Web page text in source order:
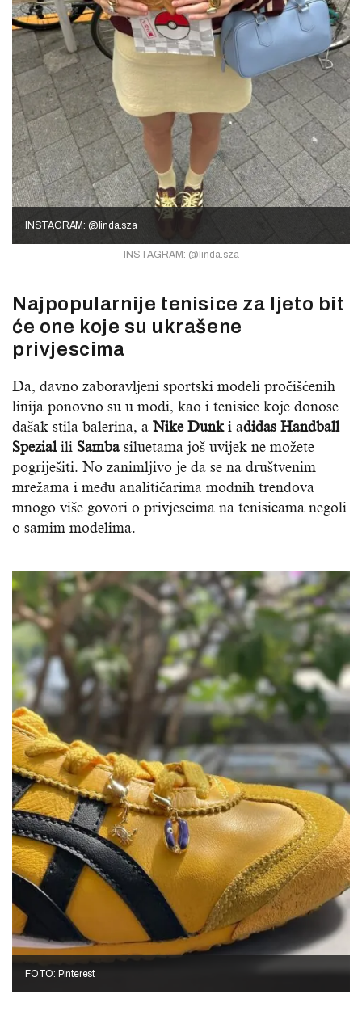
INSTAGRAM: @linda.sza
INSTAGRAM: @linda.sza
Najpopularnije tenisice za ljeto bit
će one koje su ukrašene
privjescima
Da, davno zaboravljeni sportski modeli pročišćenih
linija ponovno su u modi, kao i tenisice koje donose
dašak stila balerina, a Nike Dunki adidas Handball
Spezialili Sambasiluetama još uvijek ne možete
pogriješiti. No zanimljivo je da se na društvenim
mrežama i među analitičarima modnih trendova
mnogo više govori o privjescima na tenisicama negoli
o samim modelima.
FOTO: Pinterest